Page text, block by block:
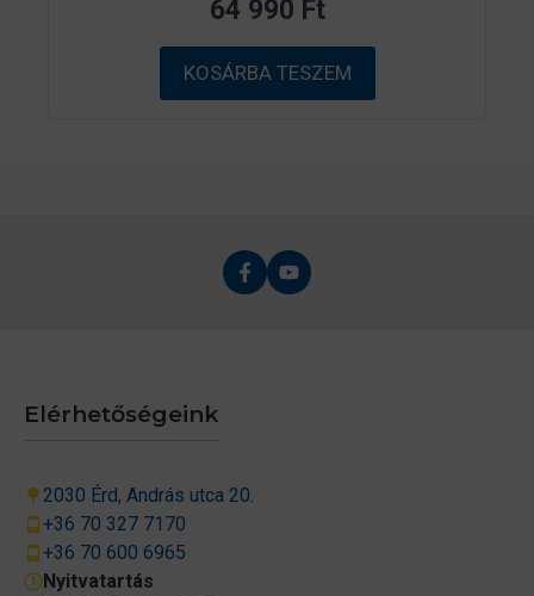
5
b
ő
l
64 990 Ft
KOSÁRBA TESZEM
Elérhetőségeink
2030 Érd, András utca 20.
+36 70 327 7170
+36 70 600 6965
Nyitvatartás